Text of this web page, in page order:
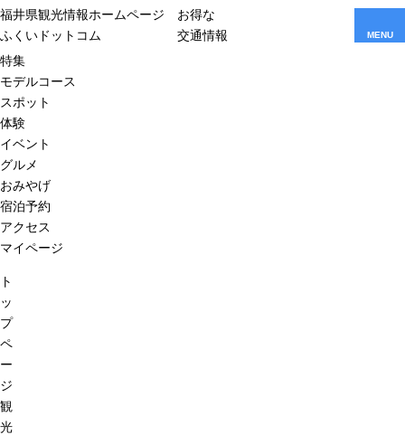
福井県観光情報ホームページ
ふくいドットコム
お得な
交通情報
MENU
特集
モデルコース
スポット
体験
イベント
グルメ
おみやげ
宿泊予約
アクセス
マイページ
ト
ッ
プ
ペ
ー
ジ
観
光